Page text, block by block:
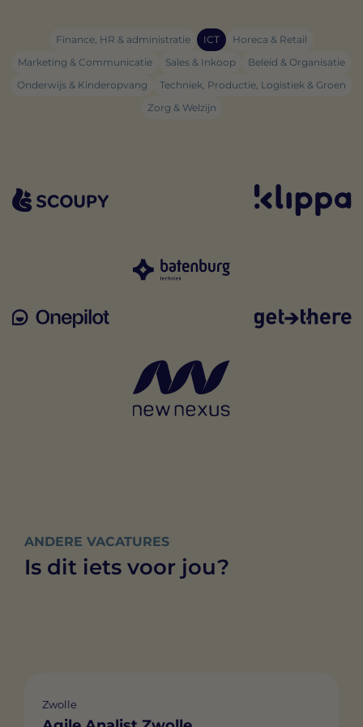
Finance, HR & administratie ICT
Horeca & Retail
Marketing & Communicatie
Sales & Inkoop
Beleid & Organisatie
Onderwijs & Kinderopvang
Techniek, Productie, Logistiek & Groen
Zorg & Welzijn
ANDERE VACATURES
Is dit iets voor jou?
Zwolle